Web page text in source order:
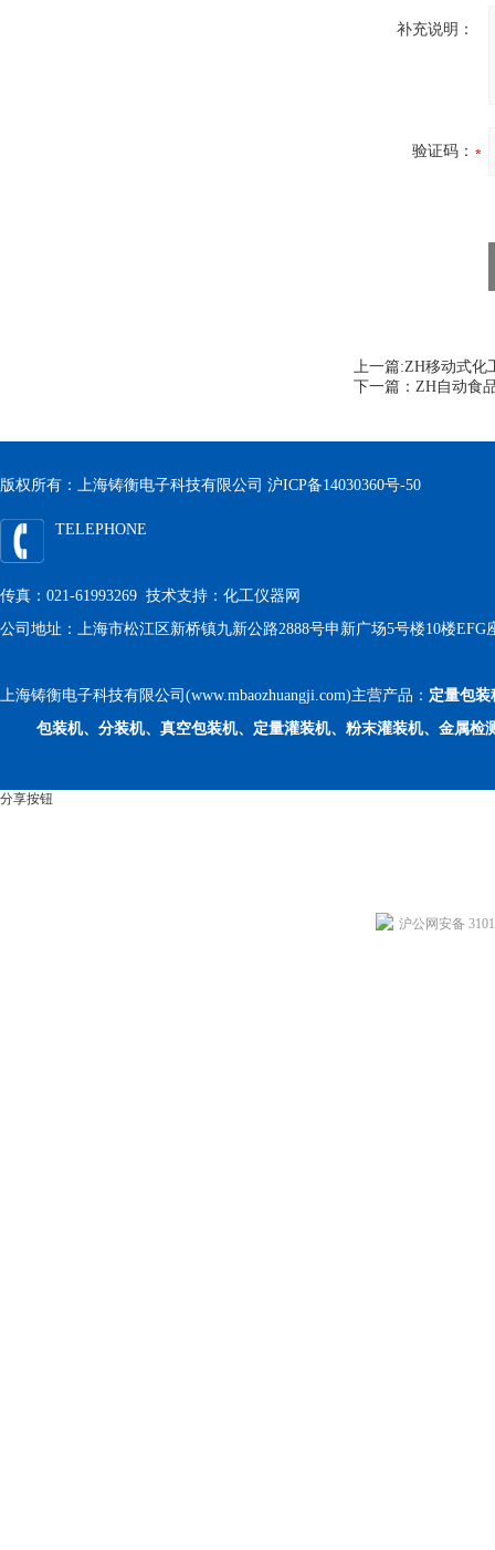
补充说明：
验证码：
上一篇:ZH移动式化
下一篇： ZH自动食
版权所有：上海铸衡电子科技有限公司 沪ICP备14030360号-50
TELEPHONE
传真：021-61993269 技术支持： 化工仪器网
公司地址：上海市松江区新桥镇九新公路2888号申新广场5号楼10楼EFG
上海铸衡电子科技有限公司(www.mbaozhuangji.com)主营产品： 定量包装
包装机、分装机、真空包装机、定量灌装机、粉末灌装机、金属检
分享按钮
沪公网安备